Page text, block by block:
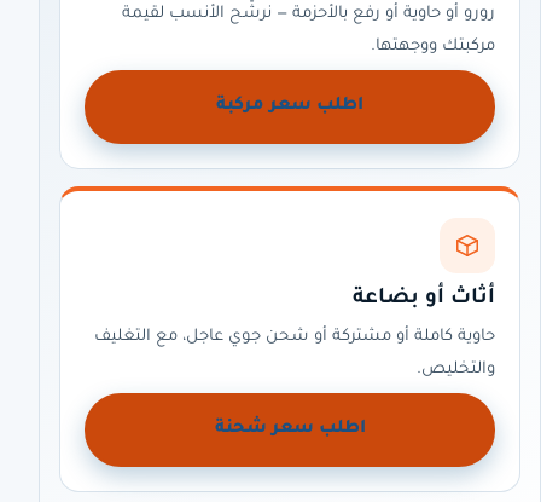
رورو أو حاوية أو رفع بالأحزمة — نرشّح الأنسب لقيمة
مركبتك ووجهتها.
اطلب سعر مركبة
أثاث أو بضاعة
حاوية كاملة أو مشتركة أو شحن جوي عاجل، مع التغليف
والتخليص.
اطلب سعر شحنة